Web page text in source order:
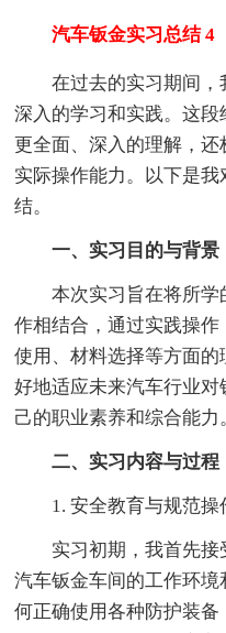
汽车钣金实习总结 4
在过去的实习期间，
深入的学习和实践。这
更全面、深入的理解，
实际操作能力。以下是
结。
一、实习目的与背景
本次实习旨在将所学
作相结合，通过实践操
使用、材料选择等方面
好地适应未来汽车行业
己的职业素养和综合能力
二、实习内容与过程
1. 安全教育与规范操
实习初期，我首先接
汽车钣金车间的工作环
何正确使用各种防护装